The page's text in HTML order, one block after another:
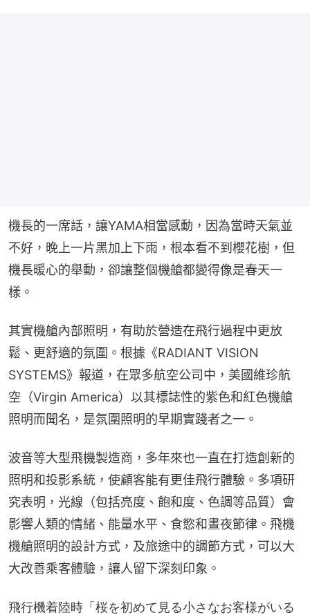
機長的一席話，讓YAMA相當感動，因為當時天氣並
不好，晚上一片黑加上下雨，根本看不到櫻花樹，但
機長暖心的舉動，卻讓整個機艙都變得像是春天一
樣。
其實機艙內部照明，有助於營造在飛行過程中更放
鬆、更舒適的氛圍。根據《RADIANT VISION
SYSTEMS》報道，在眾多航空公司中，美國維珍航
空（Virgin America）以其標誌性的紫色和紅色機艙
照明而聞名，是氛圍照明的早期實踐者之一。
波音等大型飛機製造商，多年來也一直在打造創新的
照明和投影系統，使顧客能有更佳飛行體驗。多項研
究表明，光線（包括亮度、飽和度、色調等品質）會
影響人類的情緒、能量水平、食慾和晝夜節律。飛機
機艙照明的設計方式，及旅途中的調節方式，可以大
大改善乘客體驗，讓人留下深刻印象。
飛行機着陸時「桜を初めて見る小さなお客様がいる